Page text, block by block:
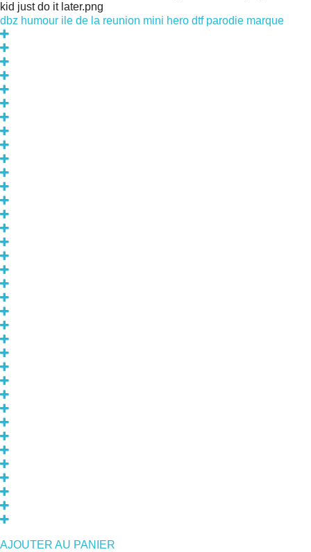
kid just do it later.png
dbz humour ile de la reunion mini hero dtf parodie marque
AJOUTER AU PANIER